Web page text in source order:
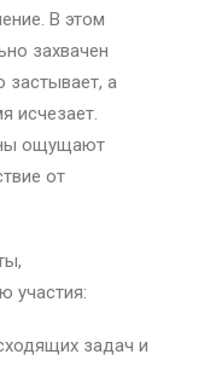
В этом
захвачен
застывает, а
исчезает.
ощущают
от
участия:
задач и